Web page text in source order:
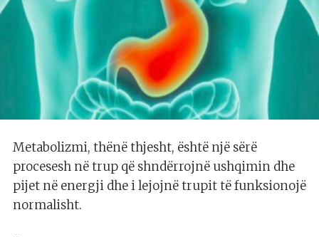
Metabolizmi, thënë thjesht, është një sërë
procesesh në trup që shndërrojnë ushqimin dhe
pijet në energji dhe i lejojnë trupit të funksionojë
normalisht.